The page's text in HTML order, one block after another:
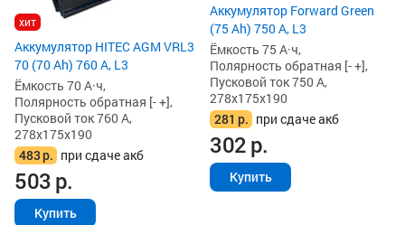
хит
Аккумулятор HITEC AGM VRL3
70 (70 Ah) 760 А, L3
Ёмкость 70 А·ч,
Полярность обратная [- +],
Пусковой ток 760 А,
278x175x190
483р. при сдаче акб
503р.
Купить
Аккумулятор Forward Green
(75 Ah) 750 А, L3
Ёмкость 75 А·ч,
Полярность обратная [- +],
Пусковой ток 750 А,
278x175x190
281 р. при сдаче акб
302р.
Купить